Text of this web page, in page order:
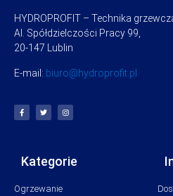
HYDROPROFIT – Technika
Al. Spółdzielczości Pracy 99,
20-147 Lublin
E-mail: biuro@hydroprofit.pl
Kategorie
Ogrzewanie